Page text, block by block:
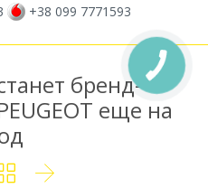
+38 099 7771593
бренд-
еще на
